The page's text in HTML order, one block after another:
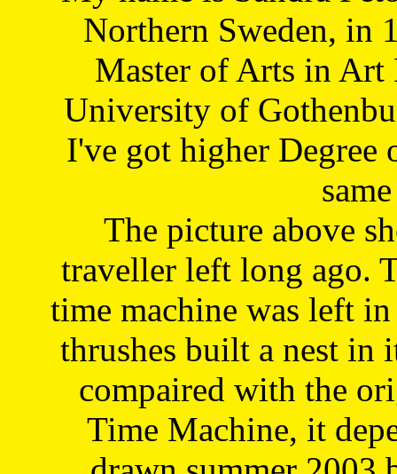
Northern Sweden, in
Master of Arts in Art
University of
I've got higher Degree
The picture above
traveller left long ago.
time machine was left
thrushes built a nest in
compaired with the
Time Machine, it